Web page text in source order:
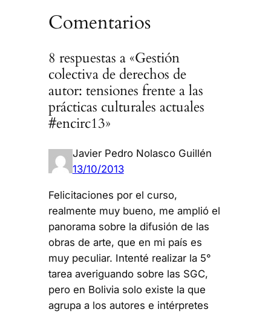
Comentarios
8 respuestas a «Gestión
colectiva de derechos de
autor: tensiones frente a las
prácticas culturales actuales
#encirc13»
Javier Pedro Nolasco Guillén
13/10/2013
Felicitaciones por el curso,
realmente muy bueno, me amplió el
panorama sobre la difusión de las
obras de arte, que en mi país es
muy peculiar. Intenté realizar la 5°
tarea averiguando sobre las SGC,
pero en Bolivia solo existe la que
agrupa a los autores e intérpretes